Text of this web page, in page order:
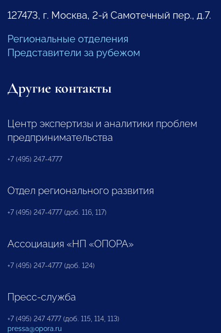
127473, г. Москва, 2-й Самотечный пер., д.7.
Региональные отделения
Представители за рубежом
Другие контакты
Центр экспертизы и аналитики проблем
предпринимательства
+7 (495) 247-4777
Отдел регионального развития
+7 (495) 247-4777 (доб. 116, 117)
Ассоциация «НП «ОПОРА»
+7 (495) 247-4777 (доб. 124)
Пресс-служба
+7 (495) 247 4777 (доб. 115, 114, 113)
pressa@opora.ru